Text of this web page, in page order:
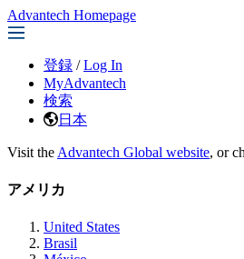
Advantech Homepage
登録 / Log In
MyAdvantech
検索
日本
Visit the Advantech Global website, or
アメリカ
United States
Brasil